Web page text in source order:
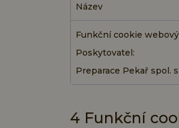
Název
Funkční cookie
Poskytovatel:
Preparace Pekař spol. s
4 Funkční